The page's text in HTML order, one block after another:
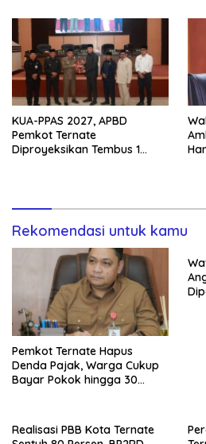
KUA-PPAS 2027, APBD
Pemkot Ternate
Diproyeksikan Tembus 1
Rekomendasi untuk kamu
Pemkot Ternate Hapus
Denda Pajak, Warga Cukup
Bayar Pokok hingga 30
Realisasi PBB Kota Ternate